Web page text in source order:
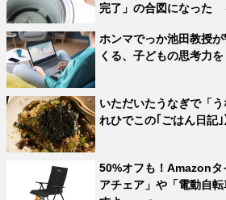
完了」の合図になった
ホンマでっか池田教授
くる、子どもの思考力
いただいたうなぎで「
れひでこの｢ごはん日記｣
50%オフも！Amazonタ
アチェア」や「電動自